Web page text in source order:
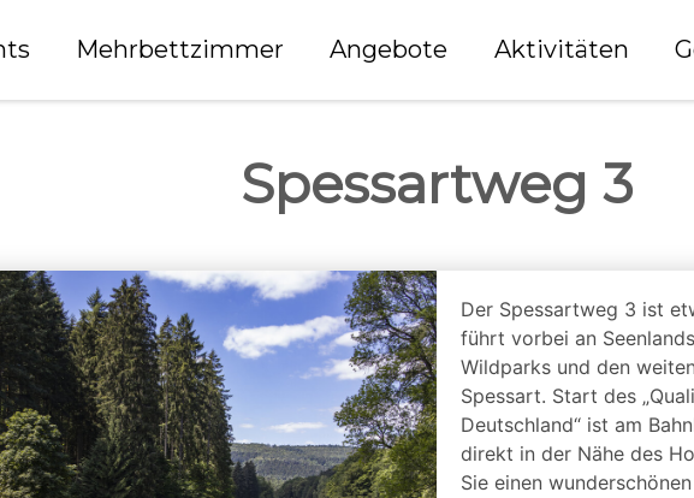
Mehrbettzimmer Angebote Aktivitäten
Spessartweg 3
Der Spessartweg 3 ist
führt vorbei an
Wildparks und den
Spessart. Start des
Deutschland“ ist am
direkt in der Nähe des
Sie einen